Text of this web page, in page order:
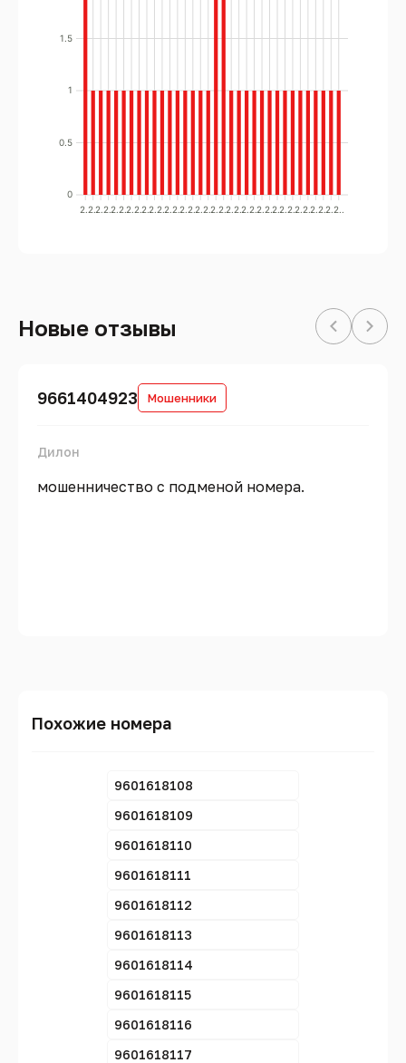
0
0.5
1
1.5
2..2..2..2..2..2..2..2..2..2..2..2..2..2..2..2..2..2..2..2..2..2..2..2..2..2..2..2..2..2..2..2..2..2..
Новые отзывы
9661404923 Мошенники
Дилон
мошенничество с подменой номера.
Похожие номера
9601618108
9601618109
9601618110
9601618111
9601618112
9601618113
9601618114
9601618115
9601618116
9601618117